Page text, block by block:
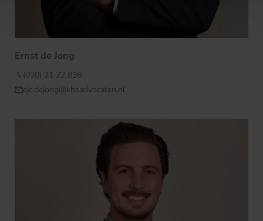
Ernst de Jong
(030) 21 22 836
ejc.dejong@kbsadvocaten.nl